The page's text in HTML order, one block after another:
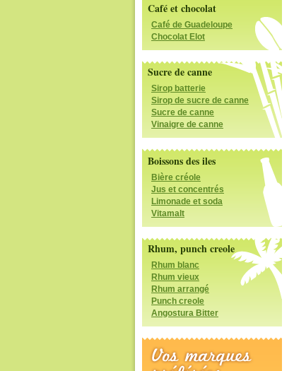
Café et chocolat
Café de Guadeloupe
Chocolat Elot
Sucre de canne
Sirop batterie
Sirop de sucre de canne
Sucre de canne
Vinaigre de canne
Boissons des iles
Bière créole
Jus et concentrés
Limonade et soda
Vitamalt
Rhum, punch creole
Rhum blanc
Rhum vieux
Rhum arrangé
Punch creole
Angostura Bitter